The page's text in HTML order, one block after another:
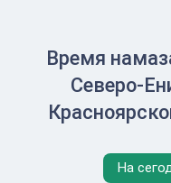
Время
Северо-
На